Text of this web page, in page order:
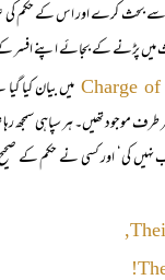
سے بحث کرے اور اس کے حکم
پڑنے کے بجائے اپنے افسر
Charge میں بیان کیا
طرف موجود تھیں۔ ہر سپاہی
کی‘ اور کسی نے حکم کے